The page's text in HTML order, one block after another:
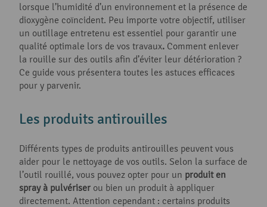
lorsque l’humidité d’un environnement et la présence de
dioxygène coïncident. Peu importe votre objectif, utiliser
un outillage entretenu est essentiel pour garantir une
qualité optimale lors de vos travaux. Comment enlever
la rouille sur des outils afin d’éviter leur détérioration ?
Ce guide vous présentera toutes les astuces efficaces
pour y parvenir.
Les produits antirouilles
Différents types de produits antirouilles peuvent vous
aider pour le nettoyage de vos outils. Selon la surface de
l’outil rouillé, vous pouvez opter pour un produit en
spray à pulvériser ou bien un produit à appliquer
directement. Attention cependant : certains produits